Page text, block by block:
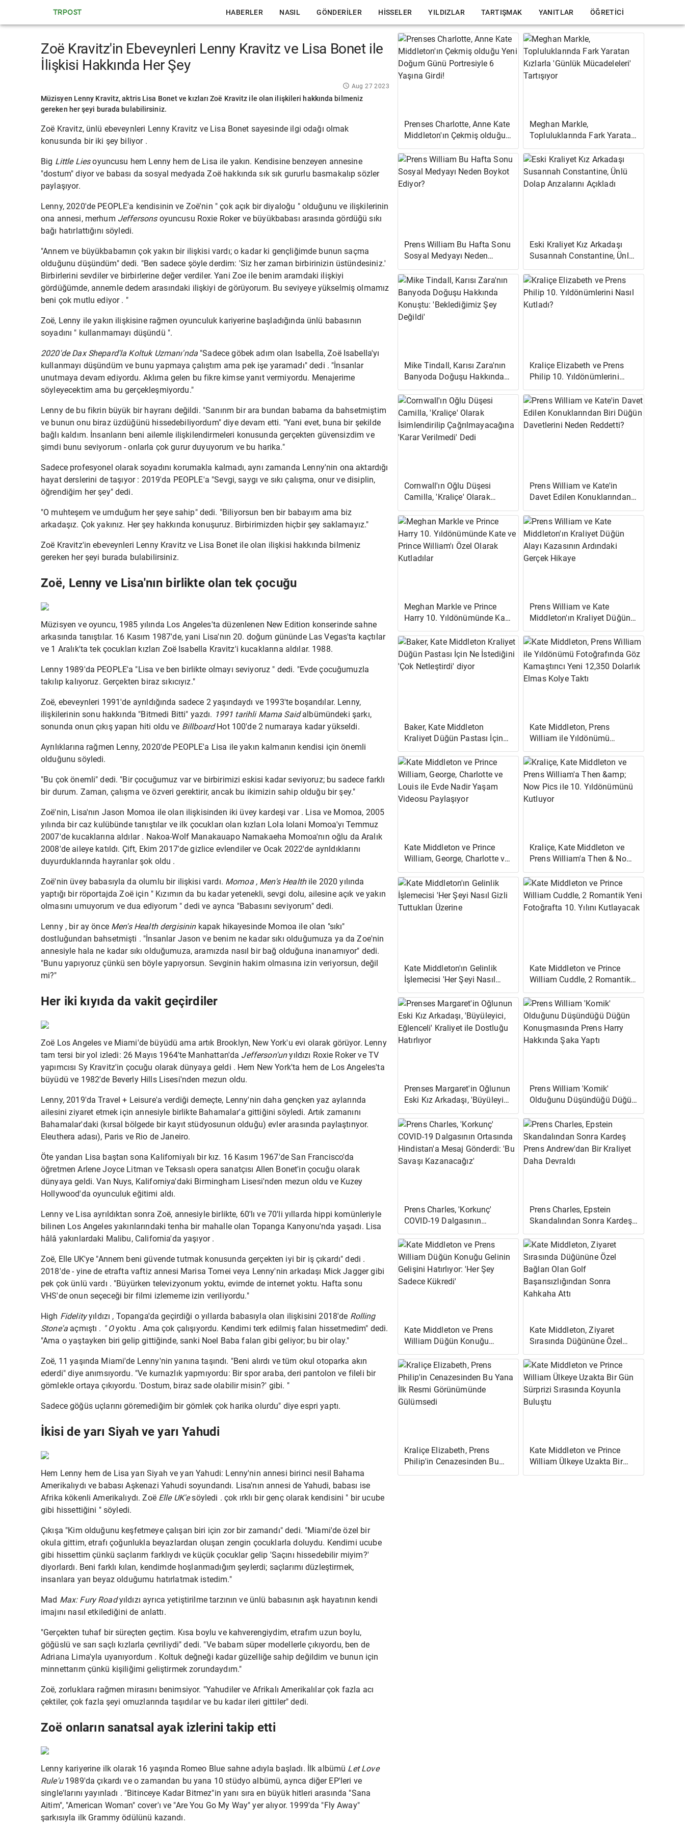
TRPOST HABERLER NASIL GÖNDERILER HISSELER YILDIZLAR TARTIŞMAK YANITLAR ÖĞRETICI
Zoë Kravitz'in Ebeveynleri Lenny Kravitz ve Lisa Bonet ile
İlişkisi Hakkında Her Şey
Aug 27 2023
Müzisyen Lenny Kravitz, aktris Lisa Bonet ve kızları Zoë Kravitz ile olan ilişkileri hakkında bilmeniz
gereken her şeyi burada bulabilirsiniz.
Zoë Kravitz, ünlü ebeveynleri Lenny Kravitz ve Lisa Bonet sayesinde ilgi odağı olmak
konusunda bir iki şey biliyor .
Big Little Lies oyuncusu hem Lenny hem de Lisa ile yakın. Kendisine benzeyen annesine
"dostum" diyor ve babası da sosyal medyada Zoë hakkında sık sık gururlu basmakalıp sözler
paylaşıyor.
Lenny, 2020'de PEOPLE'a kendisinin ve Zoë'nin "çok açık bir diyaloğu " olduğunu ve ilişkilerinin
ona annesi, merhum Jeffersonsoyuncusu Roxie Rokerve büyükbabası arasında gördüğü sıkı
bağı hatırlattığını söyledi.
"Annem ve büyükbabamın çok yakın bir ilişkisi vardı; o kadar ki gençliğimde bunun saçma
olduğunu düşündüm" dedi. "Ben sadece şöyle derdim: 'Siz her zaman birbirinizin üstündesiniz.'
Birbirlerini sevdiler ve birbirlerine değer verdiler. Yani Zoe ile benim aramdaki ilişkiyi
gördüğümde, annemle dedem arasındaki ilişkiyi de görüyorum. Bu seviyeye yükselmiş olmamız
beni çok mutlu ediyor . "
Zoë, Lenny ile yakın ilişkisine rağmen oyunculuk kariyerine başladığında ünlü babasının
soyadını " kullanmamayı düşündü ".
2020'de Dax Shepard'la Koltuk Uzmanı'nda "Sadece göbek adım olan Isabella, Zoë Isabella'yı
kullanmayı düşündüm ve bunu yapmaya çalıştım ama pek işe yaramadı" dedi . "İnsanlar
unutmaya devam ediyordu. Aklıma gelen bu fikre kimse yanıt vermiyordu. Menajerime
söyleyecektim ama bu gerçekleşmiyordu."
Lenny de bu fikrin büyük bir hayranı değildi. "Sanırım bir ara bundan babama da bahsetmiştim
ve bunun onu biraz üzdüğünü hissedebiliyordum" diye devam etti. "Yani evet, buna bir şekilde
bağlı kaldım. İnsanların beni ailemle ilişkilendirmeleri konusunda gerçekten güvensizdim ve
şimdi bunu seviyorum - onlarla çok gurur duyuyorum ve bu harika."
Sadece profesyonel olarak soyadını korumakla kalmadı, aynı zamanda Lenny'nin ona aktardığı
hayat derslerini de taşıyor: 2019'da PEOPLE'a "Sevgi, saygı ve sıkı çalışma, onur ve disiplin,
öğrendiğim her şey" dedi.
"O muhteşem ve umduğum her şeye sahip" dedi. "Biliyorsun ben bir babayım ama biz
arkadaşız. Çok yakınız. Her şey hakkında konuşuruz. Birbirimizden hiçbir şey saklamayız."
Zoë Kravitz'in ebeveynleri Lenny Kravitz ve Lisa Bonet ile olan ilişkisi hakkında bilmeniz
gereken her şeyi burada bulabilirsiniz.
Zoë, Lenny ve Lisa'nın birlikte olan tek çocuğu
Müzisyen ve oyuncu, 1985 yılında Los Angeles'ta düzenlenen New Edition konserinde sahne
arkasında tanıştılar. 16 Kasım 1987'de, yani Lisa'nın 20. doğum gününde Las Vegas'ta kaçtılar
ve 1 Aralık'ta tek çocukları kızları Zoë Isabella Kravitz'i kucaklarına aldılar. 1988.
Lenny 1989'da PEOPLE'a "Lisa ve ben birlikte olmayı seviyoruz " dedi. "Evde çocuğumuzla
takılıp kalıyoruz. Gerçekten biraz sıkıcıyız."
Zoë, ebeveynleri 1991'de ayrıldığında sadece 2 yaşındaydı ve 1993'te boşandılar. Lenny,
ilişkilerinin sonu hakkında "Bitmedi Bitti" yazdı. 1991 tarihli Mama Saidalbümündeki şarkı,
sonunda onun çıkış yapan hiti oldu ve BillboardHot 100'de 2 numaraya kadar yükseldi.
Ayrılıklarına rağmen Lenny, 2020'de PEOPLE'a Lisa ile yakın kalmanın kendisi için önemli
olduğunu söyledi.
"Bu çok önemli" dedi. "Bir çocuğumuz var ve birbirimizi eskisi kadar seviyoruz; bu sadece farklı
bir durum. Zaman, çalışma ve özveri gerektirir, ancak bu ikimizin sahip olduğu bir şey."
Zoë'nin, Lisa'nın Jason Momoa ile olan ilişkisinden iki üvey kardeşi var . Lisa ve Momoa, 2005
yılında bir caz kulübünde tanıştılar ve ilk çocukları olan kızları Lola Iolani Momoa'yı Temmuz
2007'de kucaklarına aldılar . Nakoa-Wolf Manakauapo Namakaeha Momoa'nın oğlu da Aralık
2008'de aileye katıldı. Çift, Ekim 2017'degizlice evlendilerve Ocak 2022'de ayrıldıklarını
duyurduklarında hayranlar şok oldu .
Zoë'nin üvey babasıyla da olumlu bir ilişkisi vardı. Momoa , Men's Healthile 2020 yılında
yaptığı bir röportajda Zoë için " Kızımın da bu kadar yetenekli, sevgi dolu, ailesine açık ve yakın
olmasını umuyorum ve dua ediyorum " dedi ve ayrıca "Babasını seviyorum" dedi.
Lenny , bir ay önce Men's Health dergisininkapak hikayesinde Momoa ile olan "sıkı"
dostluğundan bahsetmişti . "İnsanlar Jason ve benim ne kadar sıkı olduğumuza ya da Zoe'nin
annesiyle hala ne kadar sıkı olduğumuza, aramızda nasıl bir bağ olduğuna inanamıyor" dedi.
"Bunu yapıyoruz çünkü sen böyle yapıyorsun. Sevginin hakim olmasına izin veriyorsun, değil
mi?"
Her iki kıyıda da vakit geçirdiler
Zoë Los Angeles ve Miami'de büyüdü ama artık Brooklyn, New York'u evi olarak görüyor. Lenny
tam tersi bir yol izledi: 26 Mayıs 1964'te Manhattan'da Jefferson'unyıldızı Roxie Roker ve TV
yapımcısı Sy Kravitz'in çocuğu olarak dünyaya geldi . Hem New York'ta hem de Los Angeles'ta
büyüdü ve 1982'de Beverly Hills Lisesi'nden mezun oldu.
Lenny, 2019'da Travel + Leisure'a verdiği demeçte, Lenny'nin daha gençken yaz aylarında
ailesini ziyaret etmek için annesiyle birlikte Bahamalar'a gittiğini söyledi. Artık zamanını
Bahamalar'daki (kırsal bölgede bir kayıt stüdyosunun olduğu) evler arasında paylaştırıyor.
Eleuthera adası), Paris ve Rio de Janeiro.
Öte yandan Lisa baştan sona Kaliforniyalı bir kız. 16 Kasım 1967'de San Francisco'da
öğretmen Arlene Joyce Litman ve Teksaslı opera sanatçısı Allen Bonet'in çocuğu olarak
dünyaya geldi. Van Nuys, Kaliforniya'daki Birmingham Lisesi'nden mezun oldu ve Kuzey
Hollywood'da oyunculuk eğitimi aldı.
Lenny ve Lisa ayrıldıktan sonra Zoë, annesiyle birlikte, 60'lı ve 70'li yıllarda hippi komünleriyle
bilinen Los Angeles yakınlarındaki tenha bir mahalle olan Topanga Kanyonu'nda yaşadı. Lisa
hâlâ yakınlardaki Malibu, California'da yaşıyor.
Zoë, Elle UK'ye "Annem beni güvende tutmak konusunda gerçekten iyi bir iş çıkardı" dedi .
2018'de - yine de etrafta vaftiz annesi Marisa Tomei veya Lenny'nin arkadaşı Mick Jaggergibi
pek çok ünlü vardı . "Büyürken televizyonum yoktu, evimde de internet yoktu. Hafta sonu
VHS'de onun seçeceği bir filmi izlememe izin veriliyordu."
High Fidelityyıldızı , Topanga'da geçirdiği o yıllarda babasıyla olan ilişkisini 2018'de Rolling
Stone'a açmıştı . " Oyoktu . Ama çok çalışıyordu. Kendimi terk edilmiş falan hissetmedim" dedi.
"Ama o yaştayken biri gelip gittiğinde, sanki Noel Baba falan gibi geliyor; bu bir olay."
Zoë, 11 yaşında Miami'de Lenny'nin yanına taşındı. "Beni alırdı ve tüm okul otoparka akın
ederdi" diye anımsıyordu. "Ve kurnazlık yapmıyordu: Bir spor araba, deri pantolon ve fileli bir
gömlekle ortaya çıkıyordu. 'Dostum, biraz sade olabilir misin?' gibi. "
Sadece göğüs uçlarını göremediğim bir gömlek çok harika olurdu" diye espri yaptı.
İkisi de yarı Siyah ve yarı Yahudi
Hem Lenny hem de Lisa yarı Siyah ve yarı Yahudi: Lenny'nin annesi birinci nesil Bahama
Amerikalıydı ve babası Aşkenazi Yahudi soyundandı. Lisa'nın annesi de Yahudi, babası ise
Afrika kökenli Amerikalıydı. Zoë Elle UK'esöyledi . çok ırklı bir genç olarak kendisini " bir ucube
gibi hissettiğini " söyledi.
Çıkışa "Kim olduğunu keşfetmeye çalışan biri için zor bir zamandı" dedi. "Miami'de özel bir
okula gittim, etrafı çoğunlukla beyazlardan oluşan zengin çocuklarla doluydu. Kendimi ucube
gibi hissettim çünkü saçlarım farklıydı ve küçük çocuklar gelip 'Saçını hissedebilir miyim?'
diyorlardı. Beni farklı kılan, kendimde hoşlanmadığım şeylerdi; saçlarımı düzleştirmek,
insanlara yarı beyaz olduğumu hatırlatmak istedim."
Mad Max: Fury Roadyıldızı ayrıca yetiştirilme tarzının ve ünlü babasının aşk hayatının kendi
imajını nasıl etkilediğini de anlattı.
"Gerçekten tuhaf bir süreçten geçtim. Kısa boylu ve kahverengiydim, etrafım uzun boylu,
göğüslü ve sarı saçlı kızlarla çevriliydi" dedi. "Ve babam süper modellerle çıkıyordu, ben de
Adriana Lima'yla uyanıyordum . Koltuk değneği kadar güzelliğe sahip değildim ve bunun için
minnettarım çünkü kişiliğimi geliştirmek zorundaydım."
Zoë, zorluklara rağmen mirasını benimsiyor. "Yahudiler ve Afrikalı Amerikalılar çok fazla acı
çektiler, çok fazla şeyi omuzlarında taşıdılar ve bu kadar ileri gittiler" dedi.
Zoë onların sanatsal ayak izlerini takip etti
Lenny kariyerine ilk olarak 16 yaşında Romeo Blue sahne adıyla başladı. İlk albümü Let Love
Rule'u1989'da çıkardı ve o zamandan bu yana 10 stüdyo albümü, ayrıca diğer EP'leri ve
single'larını yayınladı . "Bitinceye Kadar Bitmez"in yanı sıra en büyük hitleri arasında "Sana
Aitim", "American Woman" cover'ı ve "Are You Go My Way" yer alıyor. 1999'da "Fly Away"
şarkısıyla ilk Grammy ödülünü kazandı.
Prenses Charlotte, Anne Kate
Middleton'ın Çekmiş olduğu
Yeni Doğum Günü Portresiyle
6 Yaşına Girdi!
Meghan Markle,
Topluluklarında Fark Yaratan
Kızlarla 'Günlük Mücadeleleri'
Tartışıyor
Prens William Bu Hafta Sonu
Sosyal Medyayı Neden
Boykot Ediyor?
Eski Kraliyet Kız Arkadaşı
Susannah Constantine, Ünlü
Dolap Arızalarını Açıkladı
Mike Tindall, Karısı Zara'nın
Banyoda Doğuşu Hakkında
Konuştu: 'Beklediğimiz Şey
Değildi'
Kraliçe Elizabeth ve Prens
Philip 10. Yıldönümlerini
Nasıl Kutladı?
Cornwall'ın Oğlu Düşesi
Camilla, 'Kraliçe' Olarak
İsimlendirilip
Çağrılmayacağına 'Karar
Verilmedi' Dedi
Prens William ve Kate'in
Davet Edilen Konuklarından
Biri Düğün Davetlerini Neden
Reddetti?
Meghan Markle ve Prince
Harry 10. Yıldönümünde Kate
ve Prince William'ı Özel
Olarak Kutladılar
Prens William ve Kate
Middleton'ın Kraliyet Düğün
Alayı Kazasının Ardındaki
Gerçek Hikaye
Baker, Kate Middleton
Kraliyet Düğün Pastası İçin
Ne İstediğini 'Çok Netleştirdi'
diyor
Kate Middleton, Prens
William ile Yıldönümü
Fotoğrafında Göz
Kamaştırıcı Yeni 12,350
Dolarlık Elmas Kolye Taktı
Kate Middleton ve Prince
William, George, Charlotte ve
Louis ile Evde Nadir Yaşam
Videosu Paylaşıyor
Kraliçe, Kate Middleton ve
Prens William'a Then & Now
Pics ile 10. Yıldönümünü
Kutluyor
Kate Middleton'ın Gelinlik
İşlemecisi 'Her Şeyi Nasıl
Gizli Tuttukları Üzerine
Kate Middleton ve Prince
William Cuddle, 2 Romantik
Yeni Fotoğrafta 10. Yılını
Kutlayacak
Prenses Margaret'in Oğlunun
Eski Kız Arkadaşı, 'Büyüleyici,
Eğlenceli' Kraliyet ile
Dostluğu Hatırlıyor
Prens William 'Komik'
Olduğunu Düşündüğü Düğün
Konuşmasında Prens Harry
Hakkında Şaka Yaptı
Prens Charles, 'Korkunç'
COVID-19 Dalgasının
Ortasında Hindistan'a Mesaj
Gönderdi: 'Bu Savaşı
Kazanacağız'
Prens Charles, Epstein
Skandalından Sonra Kardeş
Prens Andrew'dan Bir Kraliyet
Daha Devraldı
Kate Middleton ve Prens
William Düğün Konuğu
Gelinin Gelişini Hatırlıyor:
'Her Şey Sadece Kükredi'
Kate Middleton, Ziyaret
Sırasında Düğününe Özel
Bağları Olan Golf
Başarısızlığından Sonra
Kahkaha Attı
Kraliçe Elizabeth, Prens
Philip'in Cenazesinden Bu
Yana İlk Resmi
Kate Middleton ve Prince
William Ülkeye Uzakta Bir
Gün Sürprizi Sırasında